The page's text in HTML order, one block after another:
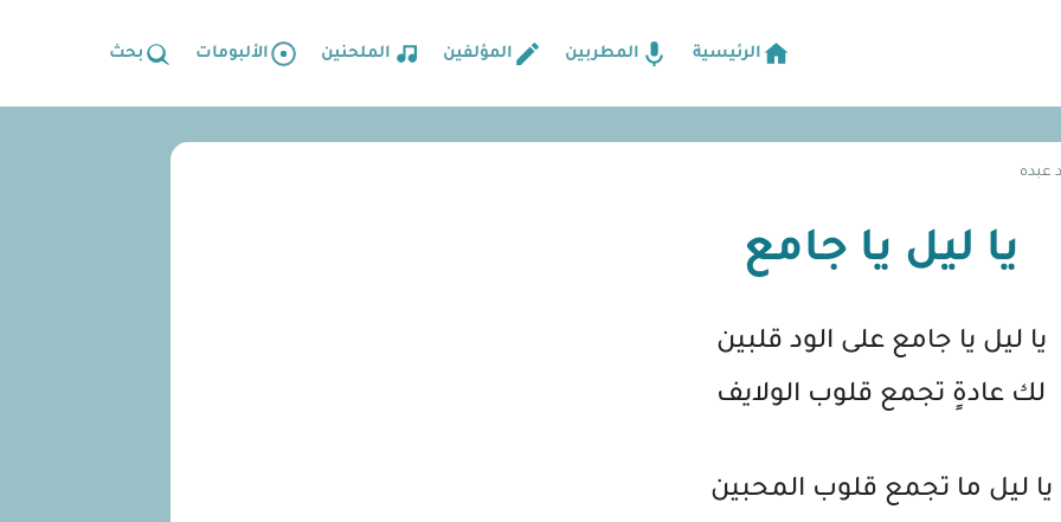
الرئيسية المطربين المؤلفين الملحنين الألبومات بحث
عبده
يا ليل يا جامع
يا ليل يا جامع على الود قلبين
لك عادةٍ تجمع قلوب الولايف
يا ليل ما تجمع قلوب المحبين